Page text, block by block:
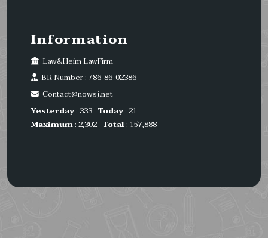
Information
Law&Heim LawFirm
BR Number : 786-86-02386
Contact@nowsj.net
Yesterday: 333 Today: 21
Maximum: 2,302 Total: 157,888